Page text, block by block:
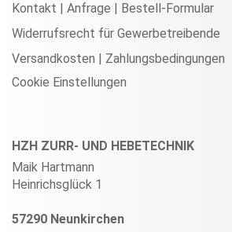
Kontakt | Anfrage | Bestell-Formular
Widerrufsrecht für Gewerbetreibende
Versandkosten | Zahlungsbedingungen
Cookie Einstellungen
HZH ZURR- UND HEBETECHNIK
Maik Hartmann
Heinrichsglück 1
57290 Neunkirchen